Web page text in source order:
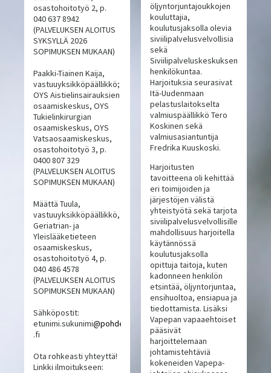
osastohoitotyö 2, p.
040 637 8942
(PALVELUKSEN ALOITUS
SYKSYLLÄ 2026
SOPIMUKSEN MUKAAN)
Paakki-Tiainen Kaija,
vastuuyksikköpäällikkö;
OYS Aistielinsairauksien
osaamiskeskus, OYS
Tukielinkirurgian
osaamiskeskus, OYS
Vatsaosaamiskeskus,
osastohoitotyö 3, p.
0400 807 329
(PALVELUKSEN ALOITUS
SOPIMUKSEN MUKAAN)
Määttä Tuula,
vastuuyksikköpäällikkö,
Geriatrian- ja
Yleislääketieteen
osaamiskeskus,
osastohoitotyö 4, p.
040 486 4578
(PALVELUKSEN ALOITUS
SOPIMUKSEN MUKAAN)
Sähköpostit:
etunimi.sukunimi@pohde
.fi
Ota rohkeasti yhteyttä!
Linkki ilmoitukseen:
öljyntorjuntajoukkojen
kouluttajia,
koulutusjaksolla olevia
siviilipalvelusvelvollisia
sekä
Siviilipalveluskeskuksen
henkilökuntaa.
Harjoituksia seurasivat
Itä-Uudenmaan
pelastuslaitokselta
valmiuspäällikkö Tero
Koskinen sekä
valmiusasiantuntija
Fredrika Kuuskoski.
Harjoitusten
tavoitteena oli kehittää
eri toimijoiden ja
järjestöjen välistä
yhteistyötä sekä tarjota
siviilipalvelusvelvollisille
mahdollisuus harjoitella
käytännössä
koulutusjaksolla
opittuja taitoja, kuten
kadonneen henkilön
etsintää, öljyntorjuntaa,
ensihuoltoa, ensiapua ja
tiedottamista. Lisäksi
Vapepan vapaaehtoiset
pääsivät
harjoittelemaan
johtamistehtäviä
kokeneiden Vapepa-